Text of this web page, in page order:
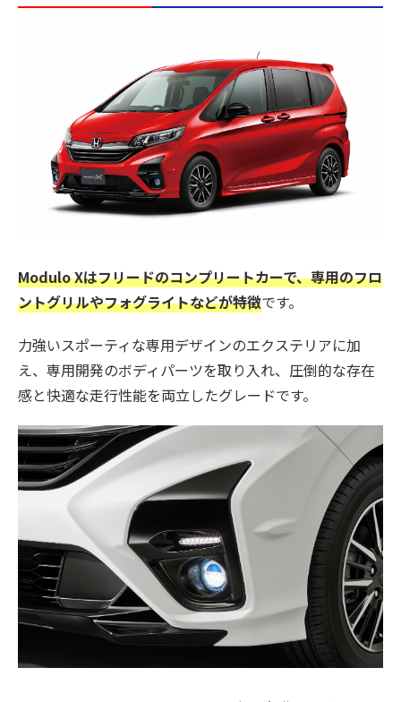
Modulo Xはフリードのコンプリートカーで、専用のフロ
ントグリルやフォグライトなどが特徴です。
力強いスポーティな専用デザインのエクステリアに加
え、専用開発のボディパーツを取り入れ、圧倒的な存在
感と快適な走行性能を両立したグレードです。